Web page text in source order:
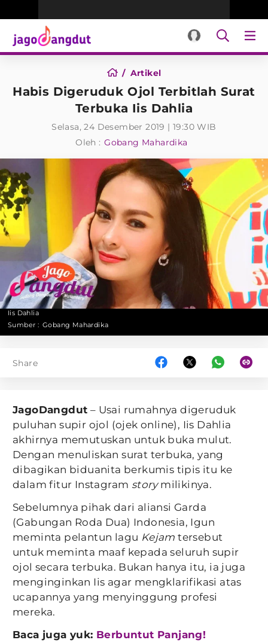
Artikel
Habis Digeruduk Ojol Terbitlah Surat
Terbuka Iis Dahlia
Selasa, 24 Desember 2019 | 19:30 WIB
Oleh : Gobang Mahardika
Iis Dahlia
Sumber : Gobang Mahardika
Share
JagoDangdut – Usai rumahnya digeruduk
puluhan supir ojol (ojek online), Iis Dahlia
akhirnya memutuskan untuk buka mulut.
Dengan menuliskan surat terbuka, yang
dibagikan biduanita berkumis tipis itu ke
dalam fitur Instagram storymilikinya.
Sebelumnya pihak dari aliansi Garda
(Gabungan Roda Dua) Indonesia, Igun
meminta pelantun lagu Kejam tersebut
untuk meminta maaf kepada seluruh supir
ojol secara terbuka. Bukan hanya itu, ia juga
menginginkan Iis agar mengklarifikasi atas
ucapannya yang menyinggung profesi
mereka.
Baca juga yuk: Berbuntut Panjang!